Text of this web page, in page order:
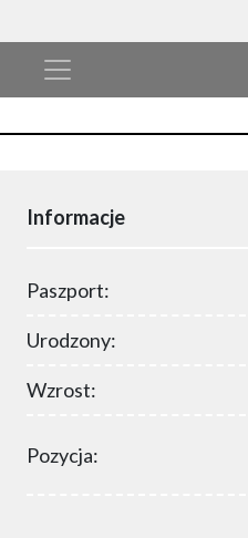
Informacje
Paszport:
Urodzony:
Wzrost:
Pozycja: